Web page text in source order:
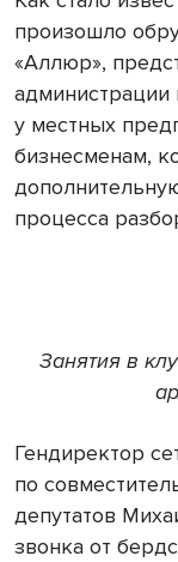
произошло
«Аллюр»,
у местных
бизнесменам,
процесса
Занятия в
Гендиректор
по
депутатов
звонка от